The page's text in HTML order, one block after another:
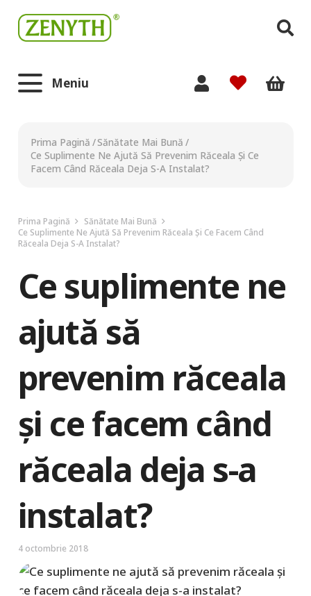
Meniu
Prima Pagină /Sănătate Mai Bună /
Ce Suplimente Ne Ajută Să Prevenim Răceala Și Ce
Facem Când Răceala Deja S-A Instalat?
Prima Pagină
Sănătate Mai Bună
Ce Suplimente Ne Ajută Să Prevenim Răceala Și Ce Facem Când
Răceala Deja S-A Instalat?
Ce suplimente ne
ajută să
prevenim răceala
și ce facem când
răceala deja s-a
instalat?
4 octombrie 2018